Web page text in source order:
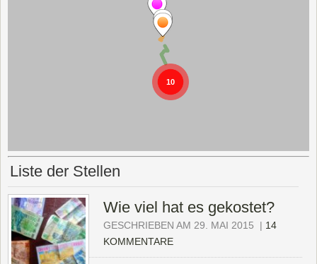
Liste der Stellen
Wie viel hat es gekostet?
GESCHRIEBEN AM 29. MAI 2015 | 14
KOMMENTARE